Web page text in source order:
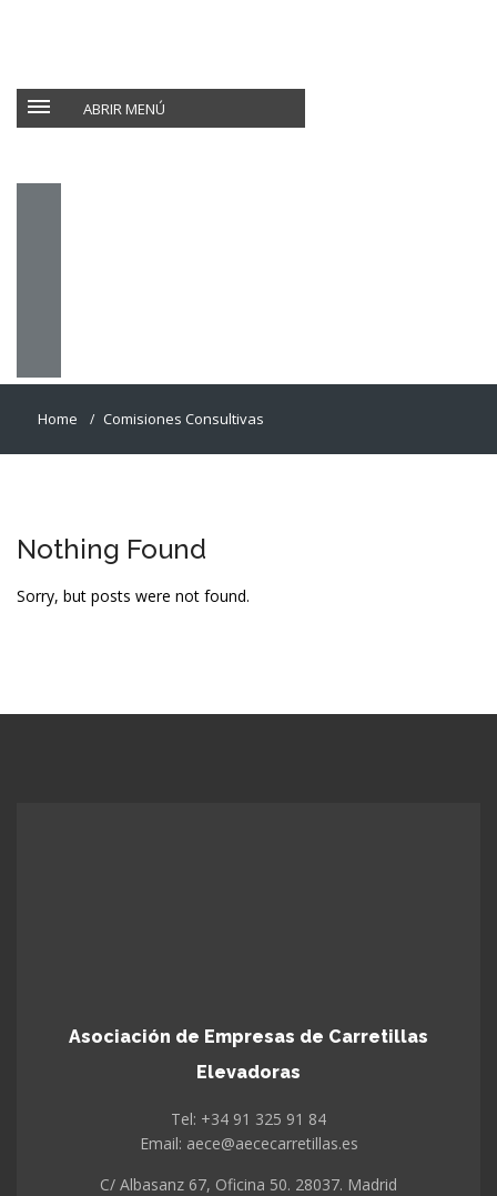
ABRIR MENÚ
Home Comisiones Consultivas
Nothing Found
Sorry, but posts were not found.
Asociación de Empresas de Carretillas
Elevadoras
Tel: +34 91 325 91 84
Email: aece@aececarretillas.es
C/ Albasanz 67, Oficina 50. 28037. Madrid